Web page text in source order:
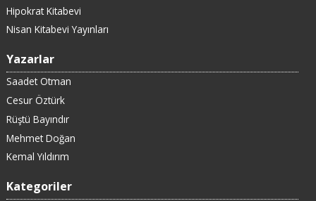
Hipokrat Kitabevi
Nisan Kitabevi Yayınları
Yazarlar
Saadet Otman
Cesur Öztürk
Rüştü Bayındır
Mehmet Doğan
Kemal Yıldırım
Kategoriler